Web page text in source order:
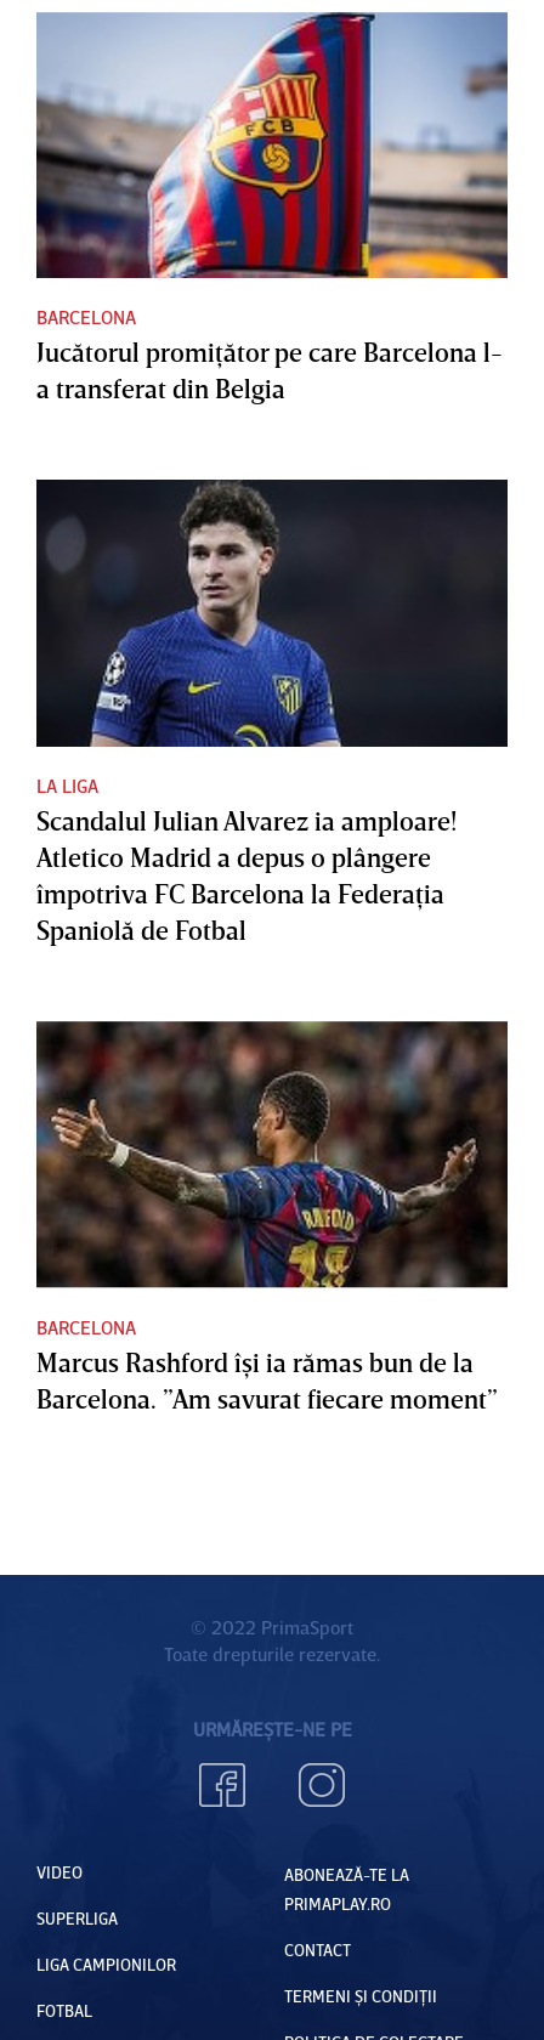
BARCELONA
Jucătorul promiţător pe care Barcelona l-
a transferat din Belgia
LA LIGA
Scandalul Julian Alvarez ia amploare!
Atletico Madrid a depus o plângere
împotriva FC Barcelona la Federaţia
Spaniolă de Fotbal
BARCELONA
Marcus Rashford îşi ia rămas bun de la
Barcelona. ”Am savurat fiecare moment”
© 2022 PrimaSport
Toate drepturile rezervate.
URMĂREȘTE-NE PE
VIDEO
SUPERLIGA
LIGA CAMPIONILOR
FOTBAL
ABONEAZĂ-TE LA
PRIMAPLAY.RO
CONTACT
TERMENI ȘI CONDIȚII